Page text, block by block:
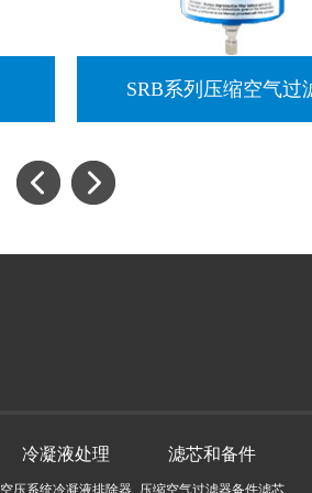
SRB系列压缩空气过
冷凝液处理 滤芯和备件